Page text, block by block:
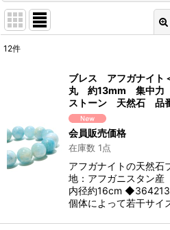
12件
ブレス アフガナイト
丸 約13mm 集中力
ストーン 天然石 品
会員販売価格
在庫数 1点
アフガナイトの天然石
地：アフガニスタン産
内径約16cm
個体によって若干サイ